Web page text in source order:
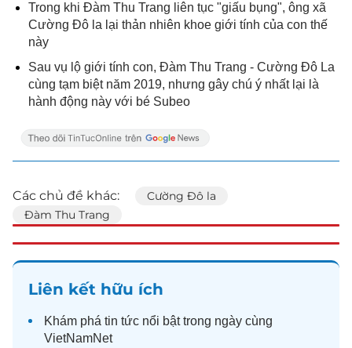
Trong khi Đàm Thu Trang liên tục "giấu bụng", ông xã
Cường Đô la lại thản nhiên khoe giới tính của con thế
này
Sau vụ lộ giới tính con, Đàm Thu Trang - Cường Đô La
cùng tạm biệt năm 2019, nhưng gây chú ý nhất lại là
hành động này với bé Subeo
Các chủ đề khác:
Cường Đô la
Đàm Thu Trang
Liên kết hữu ích
Khám phá tin tức nổi bật trong ngày cùng
VietNamNet